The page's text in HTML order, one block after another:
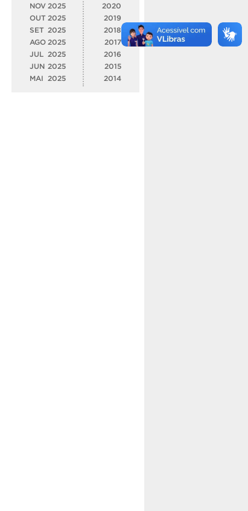
NOV 2025
OUT 2025
SET 2025
AGO 2025
JUL
2025
JUN 2025
MAI
2025
2020
2019
2018
2017
2016
2015
2014